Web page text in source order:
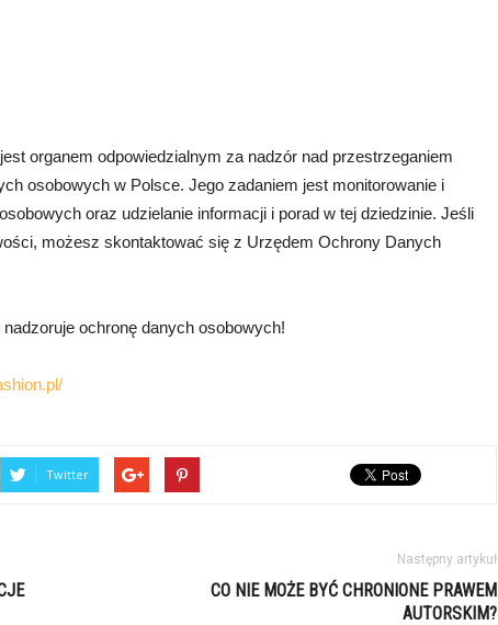
organem odpowiedzialnym za nadzór nad przestrzeganiem
osobowych w Polsce. Jego zadaniem jest monitorowanie i
oraz udzielanie informacji i porad w tej dziedzinie. Jeśli
możesz skontaktować się z Urzędem Ochrony Danych
ochronę danych osobowych!
Twitter
Następny artykuł
CO NIE MOŻE BYĆ CHRONIONE PRAWEM
AUTORSKIM?